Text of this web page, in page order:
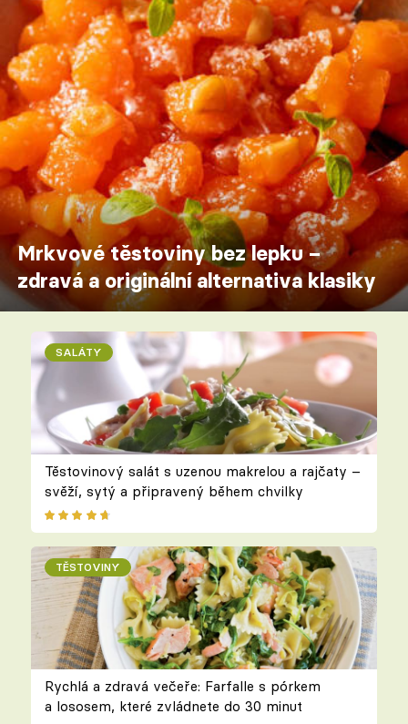
Mrkvové těstoviny bez lepku –
zdravá a originální alternativa klasiky
SALÁTY
Těstovinový salát s uzenou makrelou a rajčaty –
svěží, sytý a připravený během chvilky
TĚSTOVINY
Rychlá a zdravá večeře: Farfalle s pórkem
a lososem, které zvládnete do 30 minut